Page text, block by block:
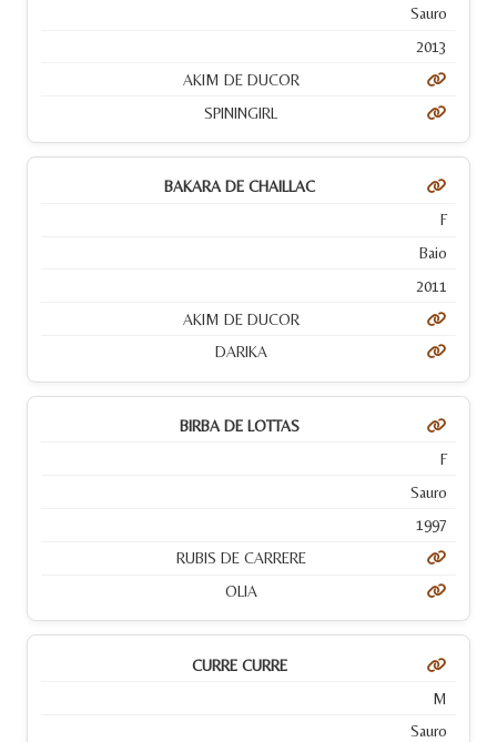
Sauro
2013
AKIM DE DUCOR
SPININGIRL
BAKARA DE CHAILLAC
F
Baio
2011
AKIM DE DUCOR
DARIKA
BIRBA DE LOTTAS
F
Sauro
1997
RUBIS DE CARRERE
OLIA
CURRE CURRE
M
Sauro